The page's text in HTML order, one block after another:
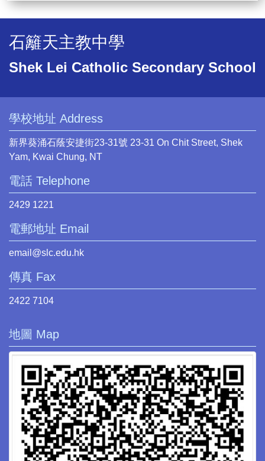
石籬天主教中學
Shek Lei Catholic Secondary School
學校地址 Address
新界葵涌石蔭安捷街23-31號 23-31 On Chit Street, Shek
Yam, Kwai Chung, NT
電話 Telephone
2429 1221
電郵地址 Email
email@slc.edu.hk
傳真 Fax
2422 7104
地圖 Map